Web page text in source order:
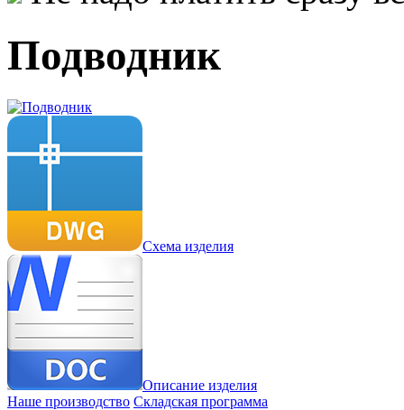
Подводник
Схема изделия
Описание изделия
Наше производство Складская программа